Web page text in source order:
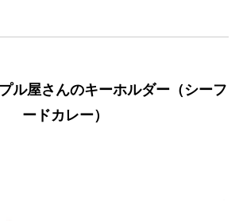
ル屋さんのキーホルダー（シーフ
ードカレー）